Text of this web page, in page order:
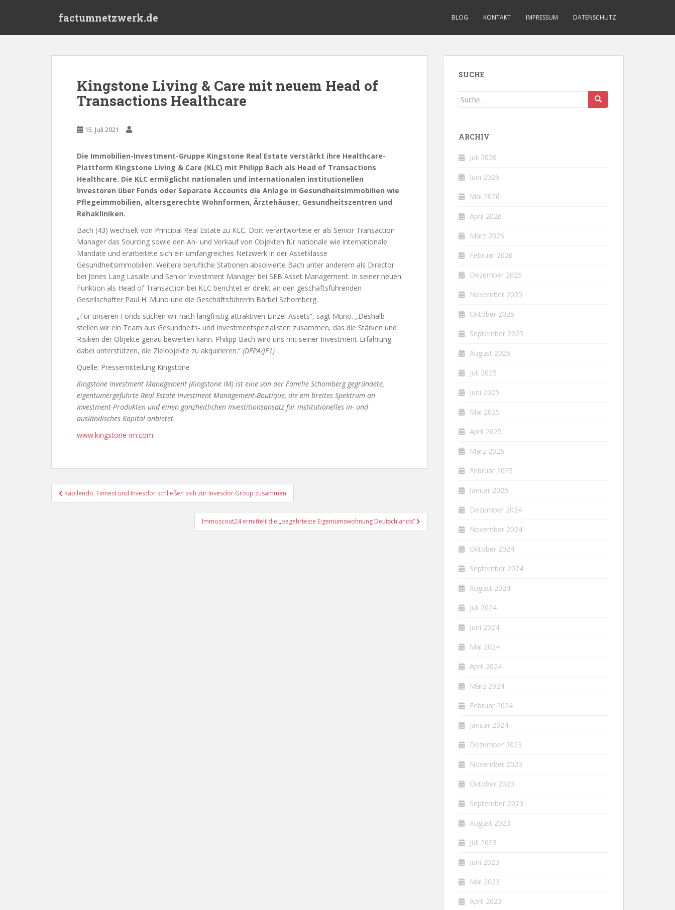
factumnetzwerk.de BLOG KONTAKT IMPRESSUM DATENSCHUTZ
Kingstone Living & Care mit neuem Head of
Transactions Healthcare
15. Juli 2021
Die Immobilien-Investment-Gruppe Kingstone Real Estate verstärkt ihre Healthcare-
Plattform Kingstone Living & Care (KLC) mit Philipp Bach als Head of Transactions
Healthcare. Die KLC ermöglicht nationalen und internationalen institutionellen
Investoren über Fonds oder Separate Accounts die Anlage in Gesundheitsimmobilien wie
Pflegeimmobilien, altersgerechte Wohnformen, Ärztehäuser, Gesundheitszentren und
Rehakliniken.
Bach (43) wechselt von Principal Real Estate zu KLC. Dort verantwortete er als Senior Transaction
Manager das Sourcing sowie den An- und Verkauf von Objekten für nationale wie internationale
Mandate und erarbeitete sich ein umfangreiches Netzwerk in der Assetklasse
Gesundheitsimmobilien. Weitere berufliche Stationen absolvierte Bach unter anderem als Director
bei Jones Lang Lasalle und Senior Investment Manager bei SEB Asset Management. In seiner neuen
Funktion als Head of Transaction bei KLC berichtet er direkt an den geschäftsführenden
Gesellschafter Paul H. Muno und die Geschäftsführerin Bärbel Schomberg.
„Für unseren Fonds suchen wir nach langfristig attraktiven Einzel-Assets“, sagt Muno. „Deshalb
stellen wir ein Team aus Gesundheits- und Investmentspezialisten zusammen, das die Stärken und
Risiken der Objekte genau bewerten kann. Philipp Bach wird uns mit seiner Investment-Erfahrung
dabei unterstützen, die Zielobjekte zu akquirieren.“ (DFPA/JF1)
Quelle: Pressemitteilung Kingstone
Kingstone Investment Management (Kingstone IM) ist eine von der Familie Schomberg gegründete,
eigentümergeführte Real Estate Investment Management-Boutique, die ein breites Spektrum an
Investment-Produkten und einen ganzheitlichen Investitionsansatz für institutionelles in- und
ausländisches Kapital anbietet.
www.kingstone-im.com
Beitragsnavigation
Kapilendo, Finnest und Invesdor schließen sich zur Invesdor Group zusammen
Immoscout24 ermittelt die „begehrteste Eigentumswohnung Deutschlands“
SUCHE
Suche
ARCHIV
Juli 2026
Juni 2026
Mai 2026
April 2026
März 2026
Februar 2026
Dezember 2025
November 2025
Oktober 2025
September 2025
August 2025
Juli 2025
Juni 2025
Mai 2025
April 2025
März 2025
Februar 2025
Januar 2025
Dezember 2024
November 2024
Oktober 2024
September 2024
August 2024
Juli 2024
Juni 2024
Mai 2024
April 2024
März 2024
Februar 2024
Januar 2024
Dezember 2023
November 2023
Oktober 2023
September 2023
August 2023
Juli 2023
Juni 2023
Mai 2023
April 2023